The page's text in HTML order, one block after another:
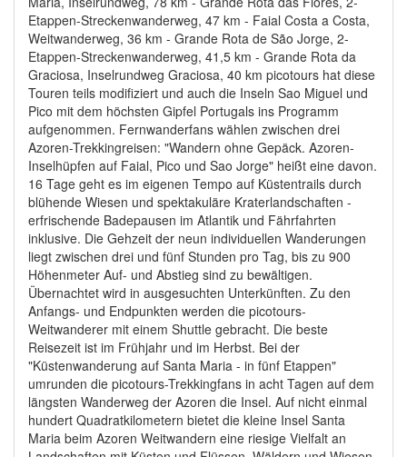
Etappen-Streckenwanderweg, 47 km - Faial Costa a Costa,
Weitwanderweg, 36 km - Grande Rota de São Jorge, 2-
Etappen-Streckenwanderweg, 41,5 km - Grande Rota da
Graciosa, Inselrundweg Graciosa, 40 km picotours hat diese
Touren teils modifiziert und auch die Inseln Sao Miguel und
Pico mit dem höchsten Gipfel Portugals ins Programm
aufgenommen. Fernwanderfans wählen zwischen drei
Azoren-Trekkingreisen: "Wandern ohne Gepäck. Azoren-
Inselhüpfen auf Faial, Pico und Sao Jorge" heißt eine davon.
16 Tage geht es im eigenen Tempo auf Küstentrails durch
blühende Wiesen und spektakuläre Kraterlandschaften -
erfrischende Badepausen im Atlantik und Fährfahrten
inklusive. Die Gehzeit der neun individuellen Wanderungen
liegt zwischen drei und fünf Stunden pro Tag, bis zu 900
Höhenmeter Auf- und Abstieg sind zu bewältigen.
Übernachtet wird in ausgesuchten Unterkünften. Zu den
Anfangs- und Endpunkten werden die picotours-
Weitwanderer mit einem Shuttle gebracht. Die beste
Reisezeit ist im Frühjahr und im Herbst. Bei der
"Küstenwanderung auf Santa Maria - in fünf Etappen"
umrunden die picotours-Trekkingfans in acht Tagen auf dem
längsten Wanderweg der Azoren die Insel. Auf nicht einmal
hundert Quadratkilometern bietet die kleine Insel Santa
Maria beim Azoren Weitwandern eine riesige Vielfalt an